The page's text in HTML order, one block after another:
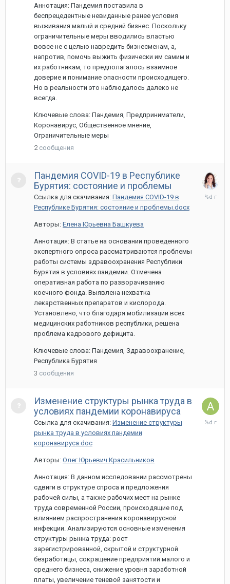
Аннотация: Пандемия поставила в
беспрецедентные невиданные ранее условия
выживания малый и средний бизнес. Поскольку
ограничительные меры вводились властью
вовсе не с целью навредить бизнесменам, а,
напротив, помочь выжить физически им самим и
их работникам, то предполагалось взаимное
доверие и понимание опасности происходящего.
Но в реальности это наблюдалось далеко не
всегда.
Ключевые слова: Пандемия, Предприниматели,
Коронавирус, Общественное мнение,
Ограничительные меры
2 сообщения
Пандемия COVID-19 в Республике
Бурятия: состояние и проблемы
Ссылка для скачивания: Пандемия COVID-19 в
Республике Бурятия: состояние и проблемы.docx
Авторы: Елена Юрьевна Башкуева
Аннотация: В статье на основании проведенного
экспертного опроса рассматриваются проблемы
работы системы здравоохранения Республики
Бурятия в условиях пандемии. Отмечена
оперативная работа по разворачиванию
коечного фонда. Выявлена нехватка
лекарственных препаратов и кислорода.
Установлено, что благодаря мобилизации всех
медицинских работников республики, решена
проблема кадрового дефицита.
Ключевые слова: Пандемия, Здравоохранение,
Республика Бурятия
3 сообщения
5
Изменение структуры рынка труда в
условиях пандемии коронавируса
Ссылка для скачивания: Изменение структуры
рынка труда в условиях пандемии
коронавируса.doc
Авторы: Олег Юрьевич Красильников
Аннотация: В данном исследовании рассмотрены
сдвиги в структуре спроса и предложения
рабочей силы, а также рабочих мест на рынке
труда современной России, происходящие под
влиянием распространения коронавирусной
инфекции. Анализируются основные изменения
структуры рынка труда: рост
зарегистрированной, скрытой и структурной
безработицы, сокращение предприятий малого и
среднего бизнеса, снижение уровня заработной
платы, увеличение теневой занятости и
1